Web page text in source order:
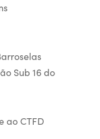
Sub 16 do
ao CTFD